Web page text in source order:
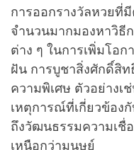
การออกรางวัลหวยที่
จำนวนมากมองหาวิธี
ต่าง ๆ ในการเพิ่มโอก
ฝัน การบูชาสิ่งศักดิ์สิ
ความพิเศษ ตัวอย่างเ
เหตุการณ์ที่เกี่ยวข้อง
ถึงวัฒนธรรมความเชื่
เหนือกว่ามนุษย์